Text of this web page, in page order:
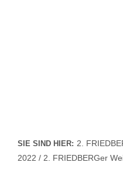
SIE SIND HIER: 2.
2022 / 2. FRIEDBERGer